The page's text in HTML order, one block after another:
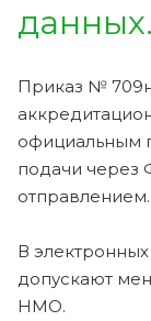
данных.
Приказ №
официальным
подачи через
отправлением.
В
допускают
НМО.